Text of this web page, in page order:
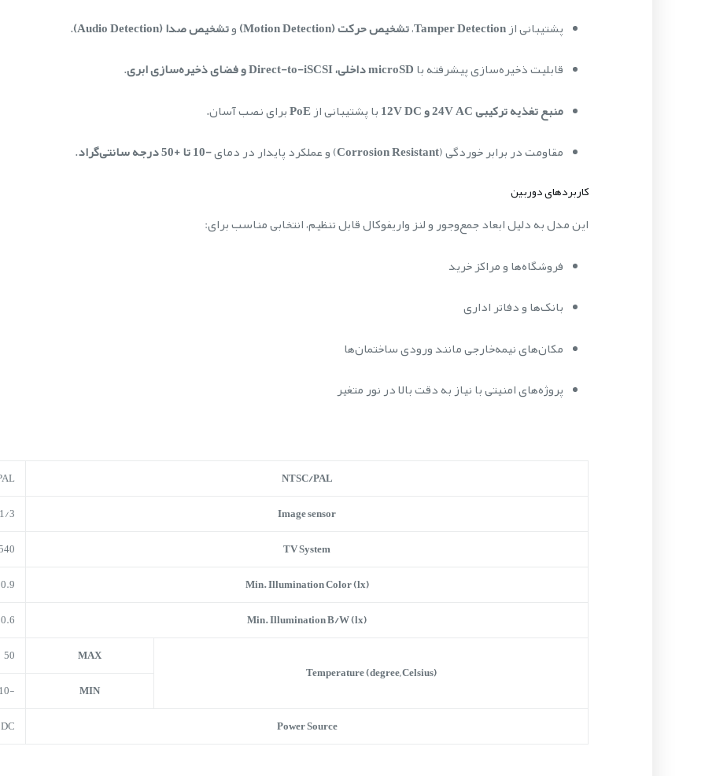
پشتیبانی ازTamper Detection،تشخیص حرکت (Motion Detection) وتشخیص صدا (Audio Detection)
.
قابلیت ذخیره‌سازی پیشرفته باmicroSD داخلی، Direct-to-iSCSI و فضای ذخیره‌سازی ابری
.
منبع تغذیه ترکیبی 24V AC و 12V DC
با پشتیبانی ازPoEبرای نصب آسان.
مقاومت در برابر خوردگی (Corrosion Resistant) و عملکرد پایدار در دمای-10 تا +50 درجه سانتی‌گراد .
کاربردهای دوربین
این مدل به دلیل ابعاد جمع‌وجور و لنز واریفوکال قابل تنظیم، انتخابی مناسب برای:
فروشگاه‌ها و مراکز خرید
بانک‌ها و دفاتر اداری
مکان‌های نیمه‌خارجی مانند ورودی ساختمان‌ها
پروژه‌های امنیتی با نیاز به دقت بالا در نور متغیر
NTSC/PAL
Image sensor
1/3 CCD
TV System
Min. Illumination Color (lx)
0.9
Min. Illumination B/W (lx)
0.6
Temperature (degree, Celsius)
MAX
50
MIN
-10
Power Source